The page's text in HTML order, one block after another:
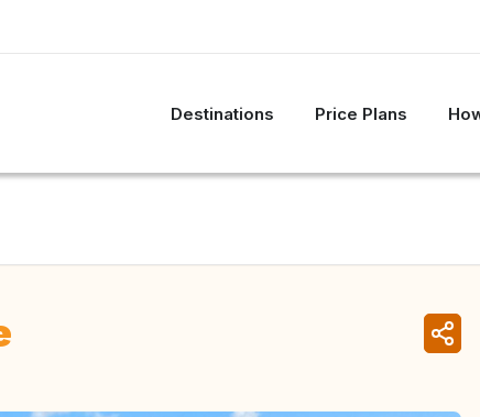
Destinations Price Plans